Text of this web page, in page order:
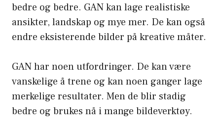
bedre og bedre. GAN kan lage realistiske
ansikter, landskap og mye mer. De kan også
endre eksisterende bilder på kreative måter.
GAN har noen utfordringer. De kan være
vanskelige å trene og kan noen ganger lage
merkelige resultater. Men de blir stadig
bedre og brukes nå i mange bildeverktøy.